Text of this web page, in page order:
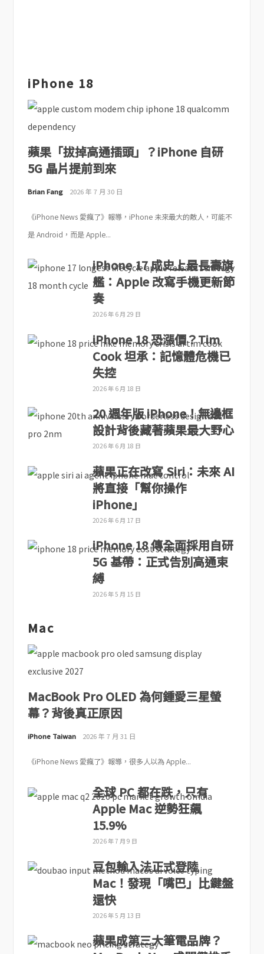
iPhone 18
蘋果「拔掉高通插頭」？iPhone 自研
5G 晶片提前到來
Brian Fang 2026 年 7 月 30 日
《iPhone News 愛瘋了》報導，iPhone 未來最大的敵人，可能不
是 Android，而是 Apple...
iPhone 17 成史上最長壽旗
艦：Apple 改寫手機更新節
奏
2026 年 6 月 29 日
iPhone 18 恐漲價？Tim
Cook 坦承：記憶體危機已
失控
2026 年 6 月 18 日
20 週年版 iPhone！無邊框
設計背後藏著蘋果最大野心
2026 年 6 月 18 日
蘋果正在改寫 Siri：未來 AI
將直接「幫你操作
iPhone」
2026 年 6 月 17 日
iPhone 18 傳全面採用自研
5G 基帶：正式告別高通束
縛
2026 年 5 月 15 日
Mac
MacBook Pro OLED 為何鍾愛三星螢
幕？背後真正原因
iPhone Taiwan 2026 年 7 月 31 日
《iPhone News 愛瘋了》報導，很多人以為 Apple...
全球 PC 都在跌，只有
Apple Mac 逆勢狂飆
15.9%
2026 年 7 月 9 日
豆包輸入法正式登陸
Mac！發現「嘴巴」比鍵盤
還快
2026 年 5 月 13 日
蘋果成第三大筆電品牌？